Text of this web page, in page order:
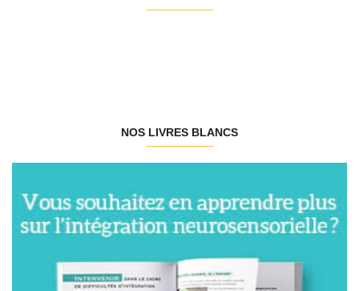
NOS LIVRES BLANCS